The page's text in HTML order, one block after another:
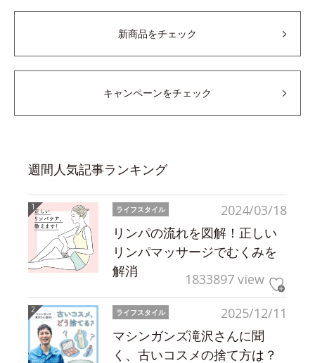
新商品をチェック
キャンペーンをチェック
週間人気記事ランキング
2024/03/18
ライフスタイル
リンパの流れを図解！正しい
リンパマッサージでむくみを
解消
1833897 view
2025/12/11
ライフスタイル
マシンガンズ滝沢さんに聞
く、古いコスメの捨て方は？